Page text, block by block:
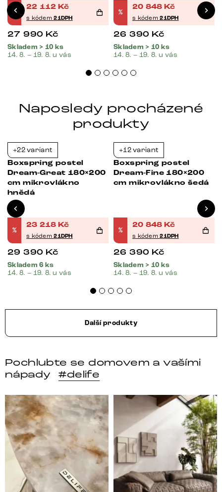
%
22 112 Kč
s kódem21DPH
27 990 Kč
Skladem > 10 ks
14. 8. – 19. 8. u vás
%
20 848 Kč
s kódem21DPH
26 390 Kč
Skladem > 10 ks
14. 8. – 19. 8. u vás
Naposledy procházené
produkty
+22 variant
Boxspring postel
Dream-Great 180×200
cm mikrovlákno
hnědá
%
23 218 Kč
s kódem21DPH
29 390 Kč
Skladem 6 ks
14. 8. – 19. 8. u vás
+12 variant
Boxspring postel
Dream-Fine 180×200
cm mikrovlákno šedá
%
20 848 Kč
s kódem21DPH
26 390 Kč
Skladem > 10 ks
14. 8. – 19. 8. u vás
Další produkty
Pochlubte se domovem a vašími
nápady
#delife
DELIFE – Nábytek, který promění dům v domov. Domo
Místo, kam se budeš těšit